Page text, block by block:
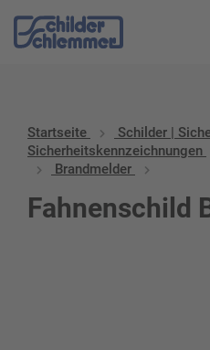
Startseite
Schilder |
Sicherheitskennzeichnungen
Brandmelder
Fahnenschild